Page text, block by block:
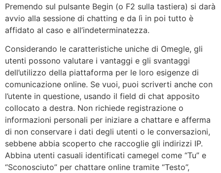
Premendo sul pulsante Begin (o F2 sulla tastiera) si darà
avvio alla sessione di chatting e da lì in poi tutto è
affidato al caso e all’indeterminatezza.
Considerando le caratteristiche uniche di Omegle, gli
utenti possono valutare i vantaggi e gli svantaggi
dell’utilizzo della piattaforma per le loro esigenze di
comunicazione online. Se vuoi, puoi scriverti anche con
l’utente in questione, usando il field di chat apposito
collocato a destra. Non richiede registrazione o
informazioni personali per iniziare a chattare e afferma
di non conservare i dati degli utenti o le conversazioni,
sebbene abbia scoperto che raccoglie gli indirizzi IP.
Abbina utenti casuali identificati camegel come “Tu” e
“Sconosciuto” per chattare online tramite “Testo”,